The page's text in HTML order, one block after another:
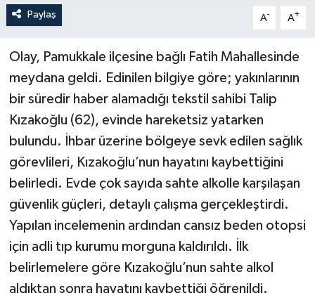
Paylaş A- A+
Olay, Pamukkale ilçesine bağlı Fatih Mahallesinde
meydana geldi. Edinilen bilgiye göre; yakınlarının
bir süredir haber alamadığı tekstil sahibi Talip
Kızakoğlu (62), evinde hareketsiz yatarken
bulundu. İhbar üzerine bölgeye sevk edilen sağlık
görevlileri, Kızakoğlu’nun hayatını kaybettiğini
belirledi. Evde çok sayıda sahte alkolle karşılaşan
güvenlik güçleri, detaylı çalışma gerçekleştirdi.
Yapılan incelemenin ardından cansız beden otopsi
için adli tıp kurumu morguna kaldırıldı. İlk
belirlemelere göre Kızakoğlu’nun sahte alkol
aldıktan sonra hayatını kaybettiği öğrenildi.